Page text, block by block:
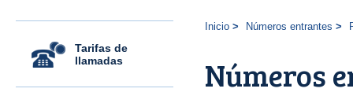
Tarifas de
llamadas
Inicio Números entrantes
Números